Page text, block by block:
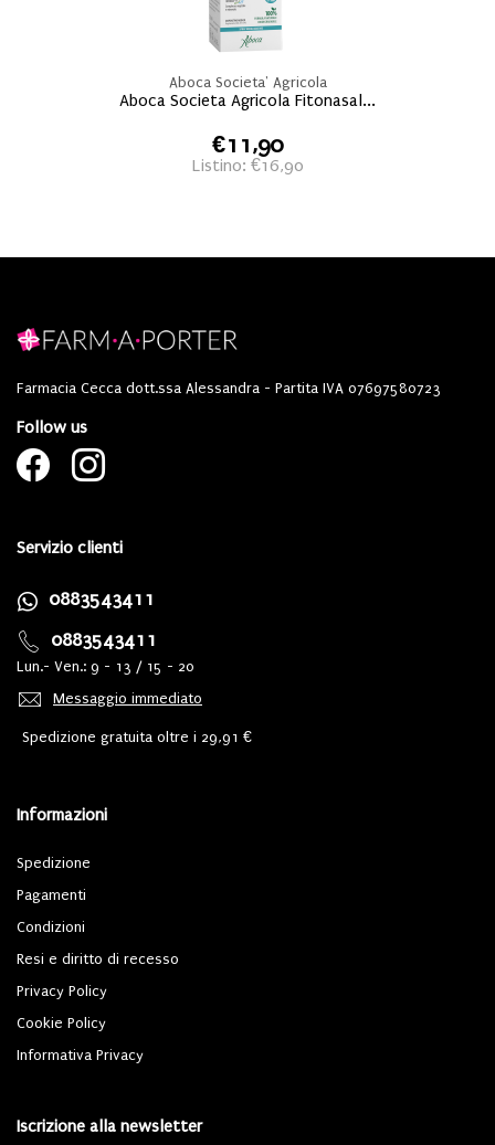
Aboca Societa' Agricola
Aboca Societa Agricola Fitonasal...
€11,90
Listino: €16,90
Farmacia Cecca dott.ssa Alessandra - Partita IVA 07697580723
Follow us
Servizio clienti
0883543411
0883543411
Lun.- Ven.: 9 - 13 / 15 - 20
Messaggio immediato
Spedizione gratuita oltre i 29,91 €
Informazioni
Spedizione
Pagamenti
Condizioni
Resi e diritto di recesso
Privacy Policy
Cookie Policy
Informativa Privacy
Iscrizione alla newsletter